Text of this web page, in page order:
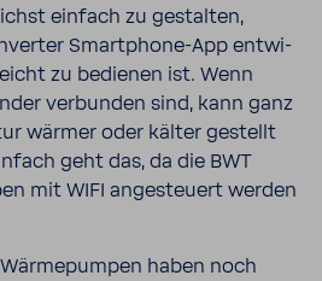
einfach zu gestalten,
Smartphone-​​​​App entwi­
zu bedienen ist. Wenn
verbunden sind, kann ganz
wärmer oder kälter gestellt
geht das, da die BWT
mit WIFI ange­steuert werden
haben noch